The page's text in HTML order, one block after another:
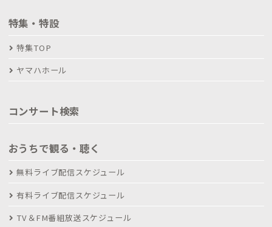
特集・特設
特集TOP
ヤマハホール
コンサート検索
おうちで観る・聴く
無料ライブ配信スケジュール
有料ライブ配信スケジュール
TV＆FM番組放送スケジュール